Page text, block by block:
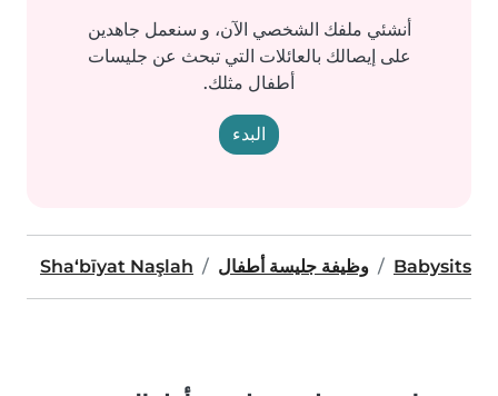
أنشئي ملفك الشخصي الآن، و سنعمل جاهدين
على إيصالك بالعائلات التي تبحث عن جليسات
أطفال مثلك.
البدء
Babysits وظيفة جليسة أطفال Sha‘bīyat Naşlah